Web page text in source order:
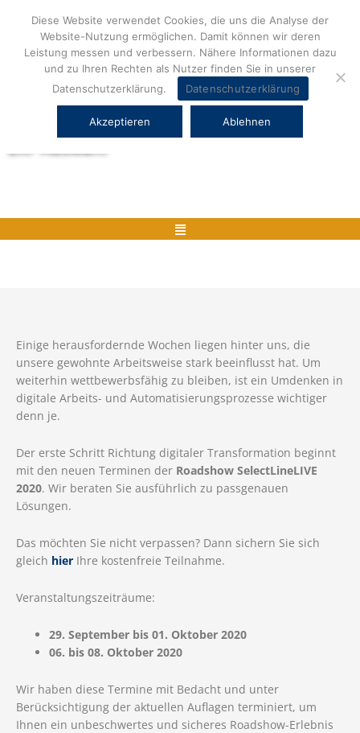
springen
Herstellerneutrale ERP Beratung und
Menü
Einige herausfordernde Wochen liegen hinter uns, die
unsere gewohnte Arbeitsweise stark beeinflusst hat. Um
weiterhin wettbewerbsfähig zu bleiben, ist ein Umdenken in
digitale Arbeits- und Automatisierungsprozesse wichtiger
denn je.
Der erste Schritt Richtung digitaler Transformation beginnt
mit den neuen Terminen der Roadshow SelectLineLIVE
2020. Wir beraten Sie ausführlich zu passgenauen
Lösungen.
Das möchten Sie nicht verpassen? Dann sichern Sie sich
gleich hier Ihre kostenfreie Teilnahme.
Veranstaltungszeiträume:
29. September bis 01. Oktober 2020
06. bis 08. Oktober 2020
Wir haben diese Termine mit Bedacht und unter
Berücksichtigung der aktuellen Auflagen terminiert, um
Ihnen ein unbeschwertes und sicheres Roadshow-Erlebnis
Diese Website verwendet Cookies, die uns die Analyse der
Website-Nutzung ermöglichen. Damit können wir deren
Leistung messen und verbessern. Nähere Informationen dazu
und zu Ihren Rechten als Nutzer finden Sie in unserer
Datenschutzerklärung.
Datenschutzerklärung
Akzeptieren Ablehnen